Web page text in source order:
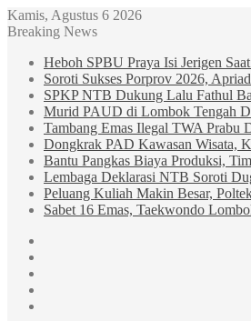
Kamis, Agustus 6 2026
Breaking News
Heboh SPBU Praya Isi Jerigen
Soroti Sukses Porprov 2026,
SPKP NTB Dukung Lalu Fathul
Murid PAUD di Lombok Tengah
Tambang Emas Ilegal TWA
Dongkrak PAD Kawasan Wisata,
Bantu Pangkas Biaya Produksi,
Lembaga Deklarasi NTB Soroti
Peluang Kuliah Makin Besar,
Sabet 16 Emas, Taekwondo